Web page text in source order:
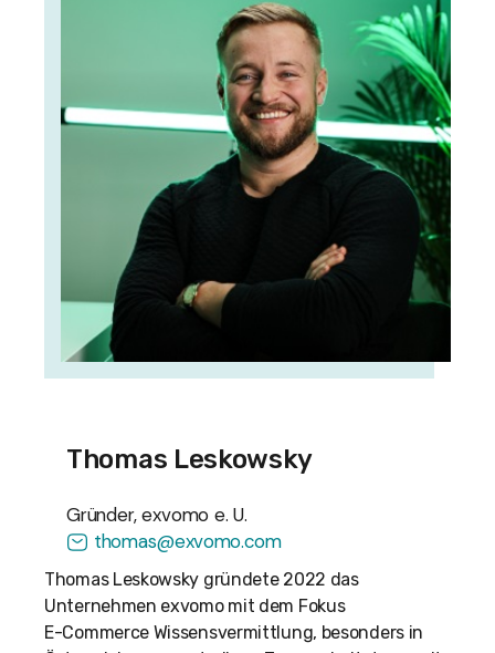
Thomas Leskowsky
Gründer, exvomo e. U.
thomas@exvomo.com
Thomas Leskowsky gründete 2022 das
Unternehmen exvomo mit dem Fokus
E-Commerce Wissensvermittlung, besonders in